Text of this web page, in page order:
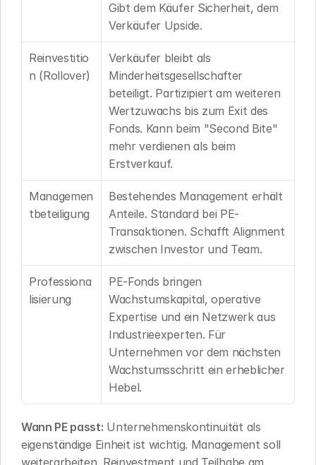
Gibt dem Käufer Sicherheit, dem
Verkäufer Upside.
Reinvestitio
n (Rollover)
Verkäufer bleibt als
Minderheitsgesellschafter
beteiligt. Partizipiert am weiteren
Wertzuwachs bis zum Exit des
Fonds. Kann beim "Second Bite"
mehr verdienen als beim
Erstverkauf.
Managemen
tbeteiligung
Bestehendes Management erhält
Anteile. Standard bei PE-
Transaktionen. Schafft Alignment
zwischen Investor und Team.
Professiona
lisierung
PE-Fonds bringen
Wachstumskapital, operative
Expertise und ein Netzwerk aus
Industrieexperten. Für
Unternehmen vor dem nächsten
Wachstumsschritt ein erheblicher
Hebel.
Wann PE passt: Unternehmenskontinuität als
eigenständige Einheit ist wichtig. Management soll
weiterarbeiten. Reinvestment und Teilhabe am